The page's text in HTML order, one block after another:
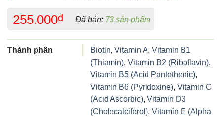
đánh giá
255.000đ Đã bán: 73 sản phẩm
Thành phần Biotin, Vitamin A, Vitamin B1
(Thiamin), Vitamin B2 (Riboflavin),
Vitamin B5 (Acid Pantothenic),
Vitamin B6 (Pyridoxine), Vitamin C
(Acid Ascorbic), Vitamin D3
(Cholecalciferol), Vitamin E (Alpha